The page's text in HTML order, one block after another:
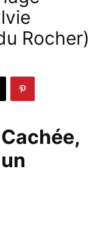
Rocher)
Cachée,
un